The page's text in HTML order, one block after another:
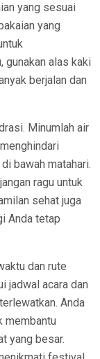
yang sesuai
yang
gunakan alas kaki
berjalan dan
Minumlah air
bawah matahari.
ragu untuk
sehat juga
Anda tetap
dan rute
jadwal acara dan
Anda
membantu
yang besar.